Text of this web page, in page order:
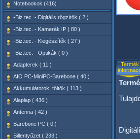
Notebookok (416)
-Biz.tec. - Digitális rögzítők ( 2 )
-Biz.tec. - Kamerák IP ( 80 )
-Biz.tec. - Kiegészítők ( 27 )
-Biz.tec. - Optikák ( 0 )
Adapterek ( 11 )
AIO PC-MiniPC-Barebone ( 40 )
Akkumulátorok, töltők ( 113 )
Alaplap ( 436 )
Antenna ( 42 )
Barebone PC ( 0 )
Billentyűzet ( 233 )
Termék